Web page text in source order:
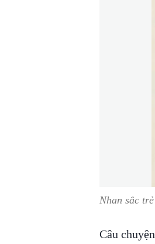
Nhan sắc
Câu